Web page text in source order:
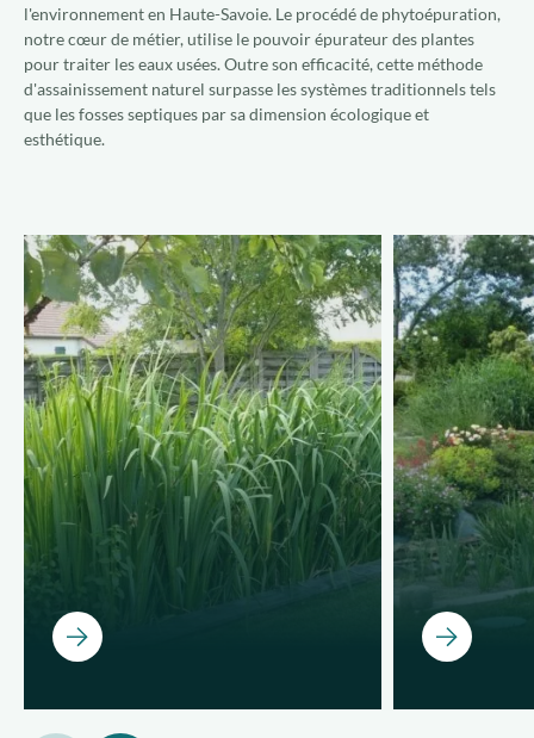
l'environnement en Haute-Savoie. Le procédé de phytoépuration,
notre cœur de métier, utilise le pouvoir épurateur des plantes
pour traiter les eaux usées. Outre son efficacité, cette méthode
d'assainissement naturel surpasse les systèmes traditionnels tels
que les fosses septiques par sa dimension écologique et
esthétique.